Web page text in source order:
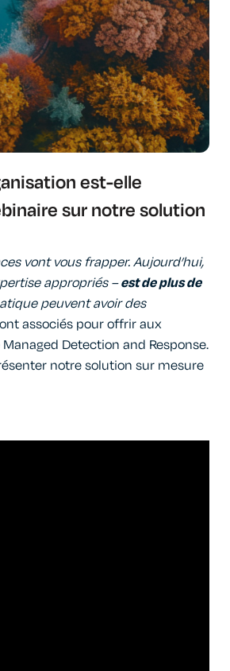
est-elle
sur notre solution
vont vous frapper. Aujourd’hui,
appropriés –est de plus de
peuvent avoir des
associés pour offrir aux
Detection and Response.
notre solution sur mesure